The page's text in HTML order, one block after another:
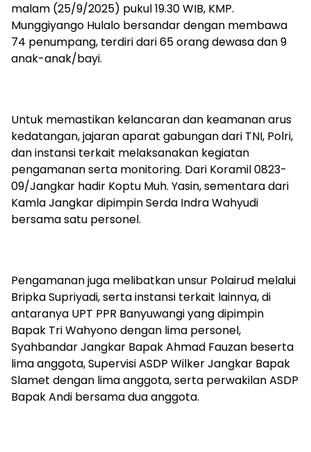
malam (25/9/2025) pukul 19.30 WIB, KMP.
Munggiyango Hulalo bersandar dengan membawa
74 penumpang, terdiri dari 65 orang dewasa dan 9
anak-anak/bayi.
Untuk memastikan kelancaran dan keamanan arus
kedatangan, jajaran aparat gabungan dari TNI, Polri,
dan instansi terkait melaksanakan kegiatan
pengamanan serta monitoring. Dari Koramil 0823-
09/Jangkar hadir Koptu Muh. Yasin, sementara dari
Kamla Jangkar dipimpin Serda Indra Wahyudi
bersama satu personel.
Pengamanan juga melibatkan unsur Polairud melalui
Bripka Supriyadi, serta instansi terkait lainnya, di
antaranya UPT PPR Banyuwangi yang dipimpin
Bapak Tri Wahyono dengan lima personel,
Syahbandar Jangkar Bapak Ahmad Fauzan beserta
lima anggota, Supervisi ASDP Wilker Jangkar Bapak
Slamet dengan lima anggota, serta perwakilan ASDP
Bapak Andi bersama dua anggota.